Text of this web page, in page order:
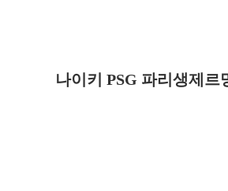
나이키 PSG 파리생제르